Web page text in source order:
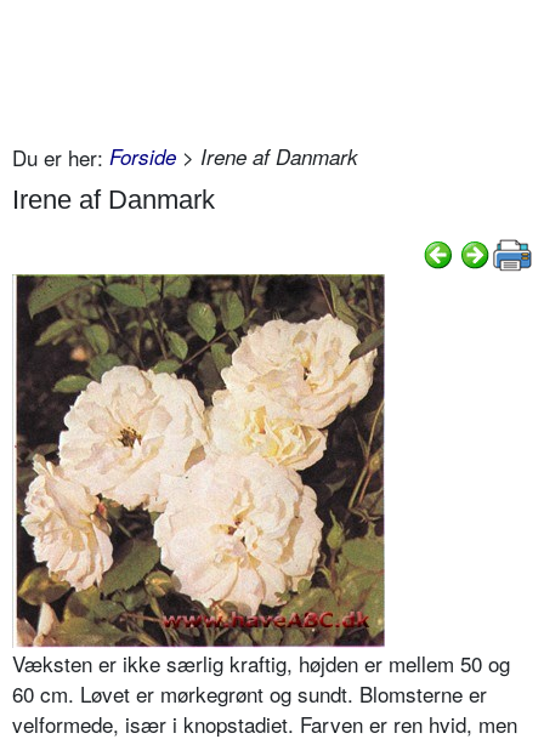
Du er her: Forside > Irene af Danmark
Irene af Danmark
Væksten er ikke særlig kraftig, højden er mellem 50 og
60 cm. Løvet er mørkegrønt og sundt. Blomsterne er
velformede, især i knopstadiet. Farven er ren hvid, men